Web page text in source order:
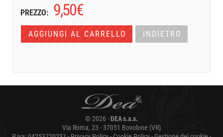
PREZZO: 9,50€
AGGIUNGI AL CARRELLO INDIETRO
© 2026 - DEA s.a.s.
Via Roma, 23 - 37051 Bovolone (VR)